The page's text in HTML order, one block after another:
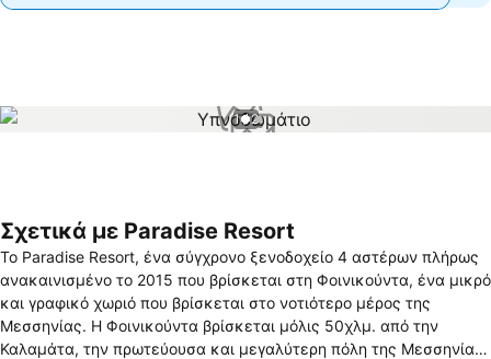
1 / 2
Σχετικά με Paradise Resort
Το Paradise Resort, ένα σύγχρονο ξενοδοχείο 4 αστέρων πλήρως
ανακαινισμένο το 2015 που βρίσκεται στη Φοινικούντα, ένα μικρό
και γραφικό χωριό που βρίσκεται στο νοτιότερο μέρος της
Μεσσηνίας. Η Φοινικούντα βρίσκεται μόλις 50χλμ. από την
Καλαμάτα, την πρωτεύουσα και μεγαλύτερη πόλη της Μεσσηνίας.